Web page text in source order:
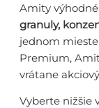
Amity
granuly,
jednom
Premium,
vrátane
Vyberte nižšie